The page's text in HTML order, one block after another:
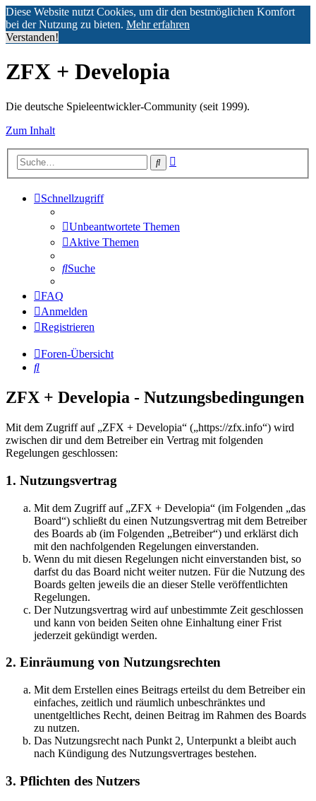
Diese Website nutzt Cookies, um dir den bestmöglichen Komfort
bei der Nutzung zu bieten. Mehr erfahren
Verstanden!
ZFX + Developia
Die deutsche Spieleentwickler-Community (seit 1999).
Zum Inhalt
Suche
Schnellzugriff
Unbeantwortete Themen
Aktive Themen
Suche
FAQ
Anmelden
Registrieren
Foren-Übersicht
Suche
ZFX + Developia - Nutzungsbedingungen
Mit dem Zugriff auf „ZFX + Developia“ („https://zfx.info“) wird
zwischen dir und dem Betreiber ein Vertrag mit folgenden
Regelungen geschlossen:
1. Nutzungsvertrag
Mit dem Zugriff auf „ZFX + Developia“ (im Folgenden „das
Board“) schließt du einen Nutzungsvertrag mit dem Betreiber
des Boards ab (im Folgenden „Betreiber“) und erklärst dich
mit den nachfolgenden Regelungen einverstanden.
Wenn du mit diesen Regelungen nicht einverstanden bist, so
darfst du das Board nicht weiter nutzen. Für die Nutzung des
Boards gelten jeweils die an dieser Stelle veröffentlichten
Regelungen.
Der Nutzungsvertrag wird auf unbestimmte Zeit geschlossen
und kann von beiden Seiten ohne Einhaltung einer Frist
jederzeit gekündigt werden.
2. Einräumung von Nutzungsrechten
Mit dem Erstellen eines Beitrags erteilst du dem Betreiber ein
einfaches, zeitlich und räumlich unbeschränktes und
unentgeltliches Recht, deinen Beitrag im Rahmen des Boards
zu nutzen.
Das Nutzungsrecht nach Punkt 2, Unterpunkt a bleibt auch
nach Kündigung des Nutzungsvertrages bestehen.
3. Pflichten des Nutzers